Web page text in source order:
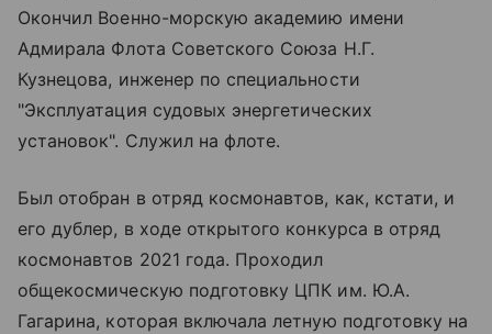
Окончил Военно-морскую академию имени
Адмирала Флота Советского Союза Н.Г.
Кузнецова, инженер по специальности
"Эксплуатация судовых энергетических
установок". Служил на флоте.
Был отобран в отряд космонавтов, как, кстати, и
его дублер, в ходе открытого конкурса в отряд
космонавтов 2021 года. Проходил
общекосмическую подготовку ЦПК им. Ю.А.
Гагарина, которая включала летную подготовку на